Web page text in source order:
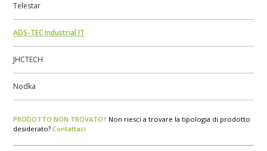
Telestar
ADS-TEC Industrial IT
JHCTECH
Nodka
PRODOTTO NON TROVATO? Non riesci a trovare la tipologia di prodotto
desiderato?Contattaci